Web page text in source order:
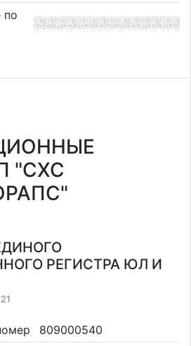
по
"СХС
РЕГИСТРА ЮЛ И
809000540